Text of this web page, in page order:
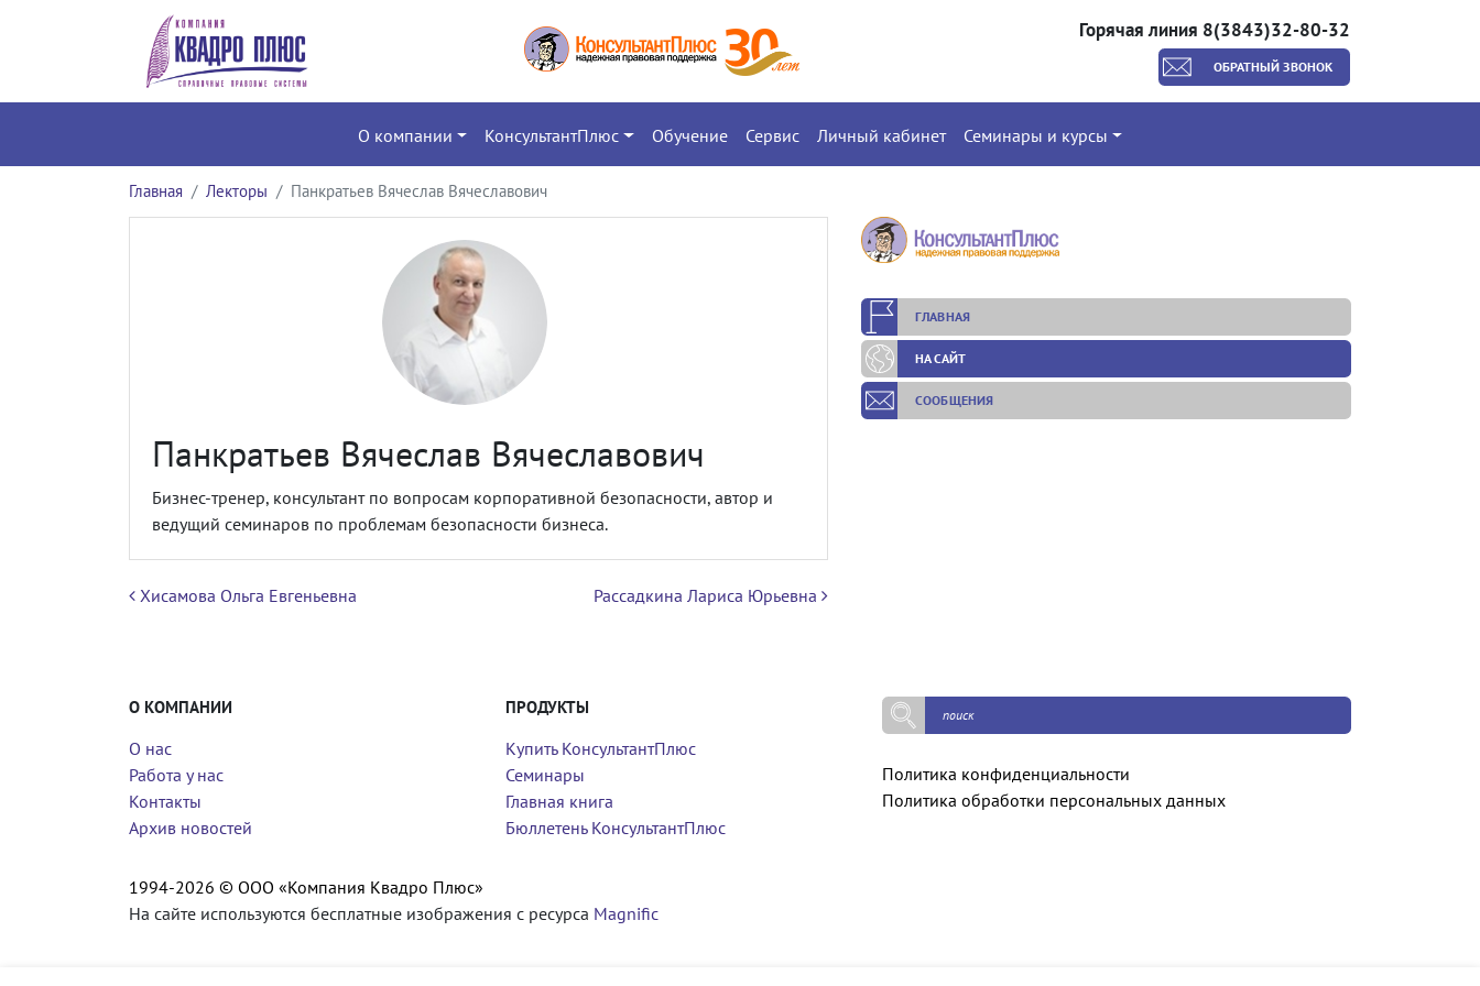
Горячая линия 8(3843)32-80-32
ОБРАТНЫЙ ЗВОНОК
О компании КонсультантПлюс Обучение Сервис Личный кабинет Семинары и курсы
Главная Лекторы Панкратьев Вячеслав Вячеславович
Панкратьев Вячеслав Вячеславович
Бизнес-тренер, консультант по вопросам корпоративной безопасности, автор и
ведущий семинаров по проблемам безопасности бизнеса.
Навигация по записям
Хисамова Ольга Евгеньевна Рассадкина Лариса Юрьевна
ГЛАВНАЯ
НА САЙТ
СООБЩЕНИЯ
О КОМПАНИИ
О нас
Работа у нас
Контакты
Архив новостей
ПРОДУКТЫ
Купить КонсультантПлюс
Семинары
Главная книга
Бюллетень КонсультантПлюс
Политика конфиденциальности
Политика обработки персональных данных
1994-2026 © ООО «Компания Квадро Плюс»
На сайте используются бесплатные изображения с ресурса Magnific